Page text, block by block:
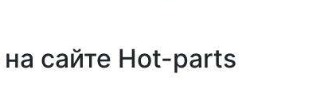
сайте Hot-parts